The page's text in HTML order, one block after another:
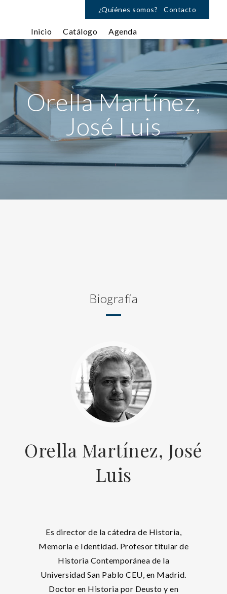
¿Quiénes somos? Contacto
Inicio Catálogo Agenda
Orella Martínez,
José Luis
Biografía
Orella Martínez, José
Luis
Es director de la cátedra de Historia,
Memoria e Identidad. Profesor titular de
Historia Contemporánea de la
Universidad San Pablo CEU, en Madrid.
Doctor en Historia por Deusto y en